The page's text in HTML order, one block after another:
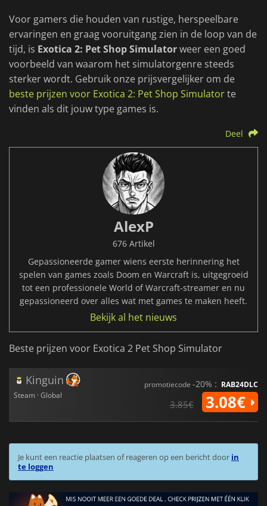
Voor gamers die houden van rustige, herspeelbare
ervaringen en graag vooruitgang zien in de loop van de
tijd, is Exotica 2: Pet Shop Simulatorweer een goed
voorbeeld van waarom het simulatorgenre steeds
sterker wordt. Gebruik onze prijsvergelijker om de
beste prijzen voor Exotica 2: Pet Shop Simulatorte
vinden als dit jouw type games is.
Deel
AlexP
676 Artikel
Gepassioneerde gamer wiens eerste herinnering het
spelen van games zoals Doom en Warcraft is, uitgegroeid
tot een professionele World of Warcraft-streamer en nu
gepassioneerd over alles wat met games te maken heeft.
Bekijk al het nieuws
Beste prijzen voor Exotica 2 Pet Shop Simulator
Kinguin
Steam · Global
promotiecode -20% : RAB24DLC
3.85€ 3.08€
Je kunt een reactie plaatsen of reageren op een bericht door in
te loggen